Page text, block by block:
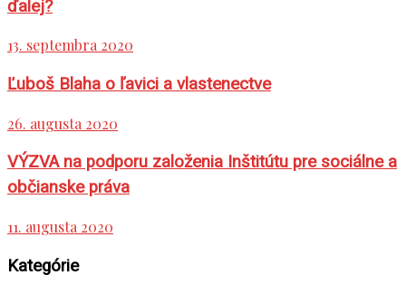
ďalej?
13. septembra 2020
Ľuboš Blaha o ľavici a vlastenectve
26. augusta 2020
VÝZVA na podporu založenia Inštitútu pre sociálne a
občianske práva
11. augusta 2020
Kategórie